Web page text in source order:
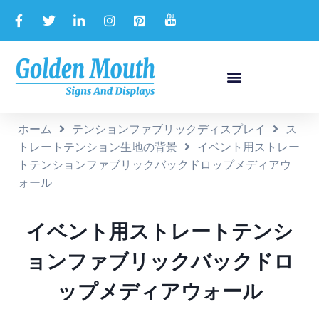
ホーム テンションファブリックディスプレイ
ス
トレートテンション生地の背景
イベント用ストレー
トテンションファブリックバックドロップメディアウ
ォール
イベント用ストレートテンシ
ョンファブリックバックドロ
ップメディアウォール